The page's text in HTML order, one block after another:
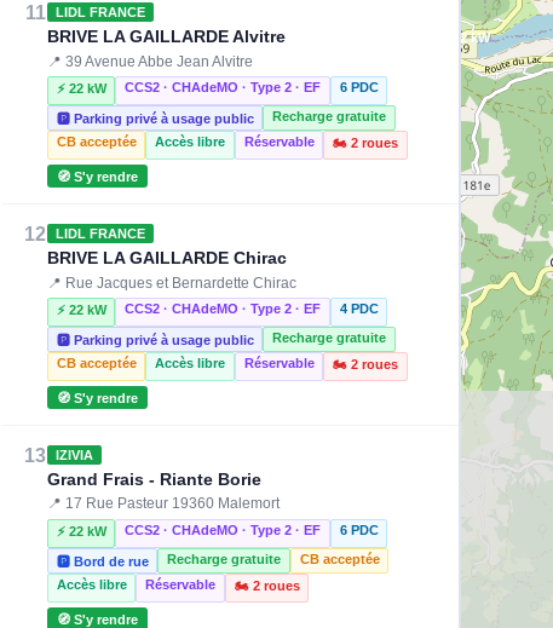
11 LIDL FRANCE
BRIVE LA GAILLARDE Alvitre
📍 39 Avenue Abbe Jean Alvitre
⚡ 22 kW CCS2 · CHAdeMO · Type 2 · EF 6 PDC
🅿️ Parking privé à usage public
Recharge gratuite
CB acceptée
Accès libre Réservable 🏍️ 2 roues
🧭 S'y rendre
12 LIDL FRANCE
BRIVE LA GAILLARDE Chirac
📍 Rue Jacques et Bernardette Chirac
⚡ 22 kW CCS2 · CHAdeMO · Type 2 · EF 4 PDC
🅿️ Parking privé à usage public
Recharge gratuite
CB acceptée
Accès libre Réservable 🏍️ 2 roues
🧭 S'y rendre
13 IZIVIA
Grand Frais - Riante Borie
📍 17 Rue Pasteur 19360 Malemort
⚡ 22 kW CCS2 · CHAdeMO · Type 2 · EF 6 PDC
🅿️ Bord de rue Recharge gratuite
CB acceptée
Accès libre
Réservable 🏍️ 2 roues
🧭 S'y rendre
⚡ 22 kW